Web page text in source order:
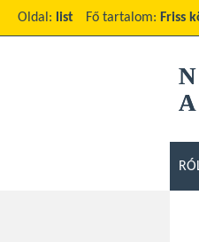
Oldal: list Fő tartalom: Friss
N
A